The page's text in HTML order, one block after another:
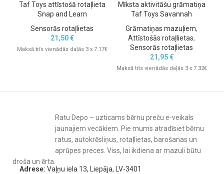
Tullo rotaļlietas ir drošas un pārbaudītas, izgatavotas no
BPA vai smagajiem metāliem. Rotaļlietas ražotas Polijā, ievērojot
Eiropas Savienības drošības standartus.
4 dažāda izmēra bumbiņasar unikālu
struktūru – tās ir vieglas, patīkamas taustei un ērti satveramas ar
Taf Toys attīstošā rotaļlieta
Snap and Learn
Sensorās rotaļlietas
21,50€
Maksā trīs vienādās daļās 3 x 7.17€
Mīksta aktivitāšu grāmatiņa
Taf Toys Savannah
Grāmatiņas mazuļiem,
Attīstošās rotaļlietas,
Sensorās rotaļlietas
21,95€
Maksā trīs vienādās daļās 3 x 7.32€
Ratu Depo – uzticams bērnu preču e-veikals
jaunajiem vecākiem. Pie mums atradīsiet bērnu
ratus, autokrēsliņus, rotaļlietas, barošanas un
aprūpes preces. Viss, lai ikdiena ar mazuli būtu
droša un ērta.
Adrese: Vaļņu iela 13, Liepāja, LV-3401